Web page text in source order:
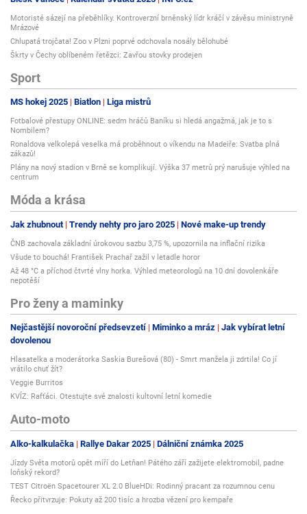
Motoristé sázejí na přeběhlíky. Kontroverzní brněnský lídr kráčí v závěsu ministryně
Mrázové
Chlupatá trojčata! Zoo v Plzni poprvé odchovala nosály bělohubé
Škrty v Čechy oblíbeném řetězci: Zavřou stovky prodejen
Sport
MS hokej 2025 Biatlon Liga mistrů
Fotbalové přestupy ONLINE: sedm hráčů Baníku si hledá angažmá, jak je to s
Nombilem?
Ronaldova velkolepá veselka má proběhnout o víkendu na Madeiře: Svatba plná
zákazů!
Plány na nový stadion v Brně se komplikují. Výška 37 metrů prý narušuje výhled na
centrum
Móda a krása
Jak zhubnout Trendy nehty pro jaro 2025 Nové make-up trendy
ČNB zachovala základní úrokovou sazbu 3,75 %, upozornila na inflační rizika
Všude to bouchá! František Prachař zažil v letadle horor
Až 48 °C a příchod čtvrté vlny horka. Výhled meteorologů na 10 dní dovolenkáře
nepotěší
Pro ženy a maminky
Nejčastější novoroční předsevzetí Miminko a mráz Jak vybírat letní
dovolenou
Hlasatelka a moderátorka Saskia Burešová (80) - Smrt manžela ji zdrtila! Co jí
vrátilo chuť žít?
Veggie Burritos
KVÍZ: Rafťáci. Otestujte své znalosti kultovní letní komedie
Auto-moto
Alko-kalkulačka Rallye Dakar 2025 Dálniční známka 2025
Jízdy Světa motorů opět míří do Letňan! Pátého září zažijete elektromobil, padne
loňský rekord?
TEST Citroën Spacetourer XL 2.0 BlueHDi: Rodinný pracant za rozumnou cenu
Řecko přitvrzuje: Pokuty až 200 tisíc a hrozba vězení pro kempaře